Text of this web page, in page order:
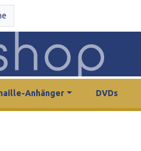
Anhänger DVDs